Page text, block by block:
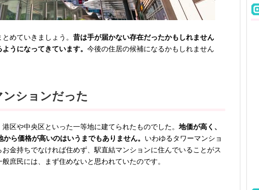
めていきましょう。 昔は手が届かない存在だったかもしれません
うになってきています。 今後の住居の候補になるかもしれません
ションだった
区や中央区といった一等地に建てられたものでした。 地価が高く、
ら価格が高いのはいうまでもありません。 いわゆるタワーマンショ
金持ちでなければ住めず、駅直結マンションに住んでいることがス
庶民には、まず住めないと思われていたのです。